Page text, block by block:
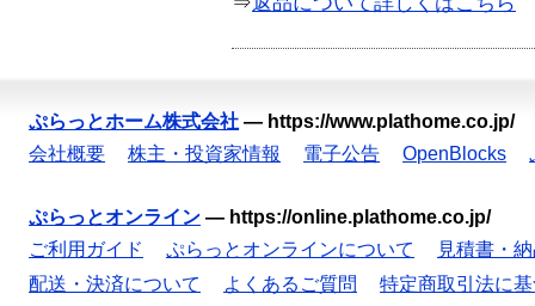
ぷらっとホーム株式会社 — https://www.plathome.co.jp/
会社概要
株主・投資家情報 電子公告 OpenBlocks
ぷらっとオンライン — https://online.plathome.co.jp/
ご利用ガイド
ぷらっとオンラインについて
見積書・
配送・決済について
よくあるご質問
特定商取引法に